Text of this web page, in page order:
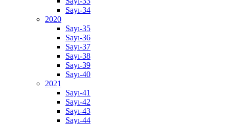
Sayı-34
2020
Sayı-35
Sayı-36
Sayı-37
Sayı-38
Sayı-39
Sayı-40
2021
Sayı-41
Sayı-42
Sayı-43
Sayı-44